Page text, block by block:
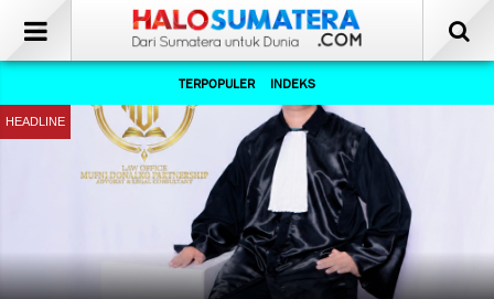
TERPOPULER INDEKS